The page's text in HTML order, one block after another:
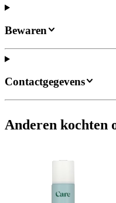
Bewaren
Contactgegevens
Anderen kochten